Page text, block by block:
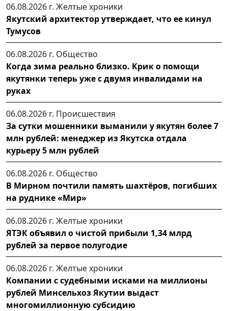
06.08.2026 г. Желтые хроники
Якутский архитектор утверждает, что ее кинул
Тумусов
06.08.2026 г. Общество
Когда зима реально близко. Крик о помощи
якутянки теперь уже с двумя инвалидами на
руках
06.08.2026 г. Происшествия
За сутки мошенники выманили у якутян более 7
млн рублей: менеджер из Якутска отдала
курьеру 5 млн рублей
06.08.2026 г. Общество
В Мирном почтили память шахтёров, погибших
на руднике «Мир»
06.08.2026 г. Желтые хроники
ЯТЭК объявил о чистой прибыли 1,34 млрд
рублей за первое полугодие
06.08.2026 г. Желтые хроники
Компании с судебными исками на миллионы
рублей Минсельхоз Якутии выдаст
многомиллионную субсидию